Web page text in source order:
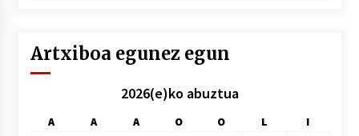
Artxiboa egunez egun
2026(e)ko abuztua
A A A O O L
I